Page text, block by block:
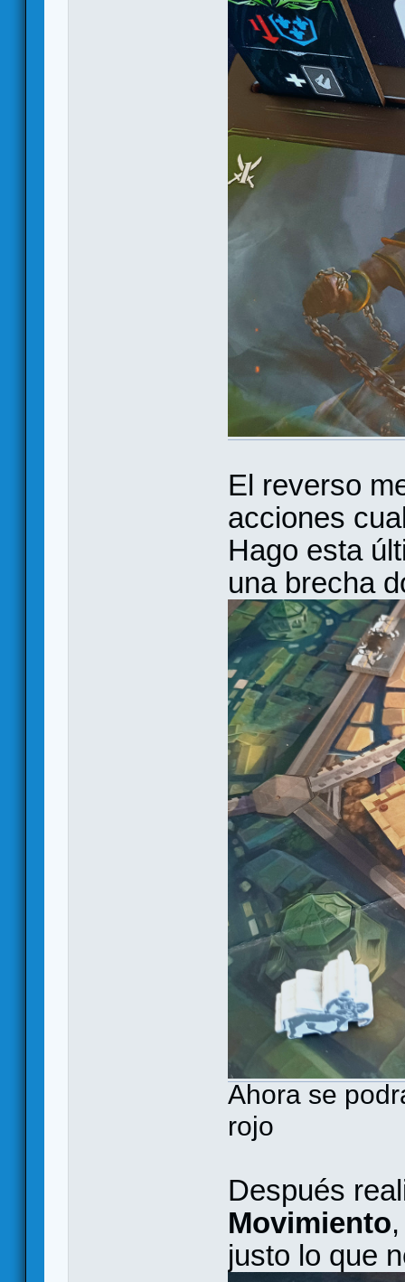
El reverso
acciones
Hago esta
una brecha
Ahora se
rojo
Después
Movimiento
justo lo que